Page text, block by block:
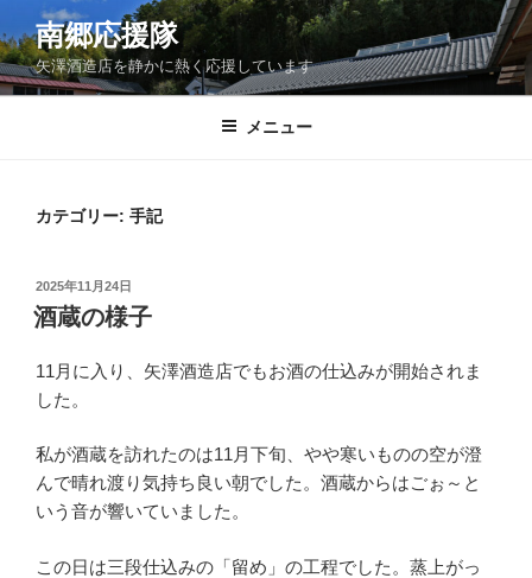
ン
テ
ン
南郷応援隊
矢澤酒造店を静かに熱く応援しています
メニュー
カテゴリー: 手記
投
稿
日:
2025年11月24日
酒蔵の様子
11月に入り、矢澤酒造店でもお酒の仕込みが開始されま
した。
私が酒蔵を訪れたのは11月下旬、やや寒いものの空が澄
んで晴れ渡り気持ち良い朝でした。酒蔵からはごぉ～と
いう音が響いていました。
この日は三段仕込みの「留め」の工程でした。蒸上がっ